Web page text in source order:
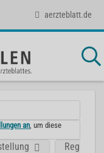
aerzteblatt.de
an , um diese
Region